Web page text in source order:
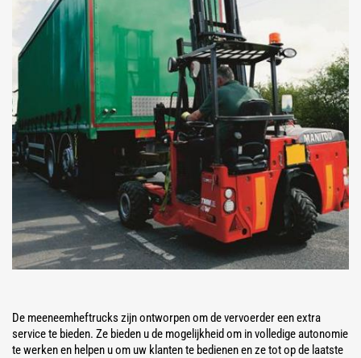
De meeneemheftrucks zijn ontworpen om de vervoerder een extra
service te bieden. Ze bieden u de mogelijkheid om in volledige autonomie
te werken en helpen u om uw klanten te bedienen en ze tot op de laatste